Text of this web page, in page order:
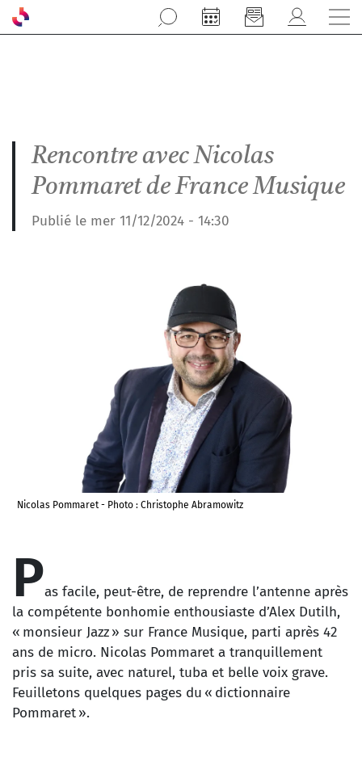
Aller au contenu principal
Rencontre avec Nicolas
Pommaret de France Musique
Publié le mer 11/12/2024 - 14:30
Nicolas Pommaret - Photo : Christophe Abramowitz
Pas facile, peut-être, de reprendre l’antenne après
la compétente bonhomie enthousiaste d’Alex Dutilh,
« monsieur Jazz » sur France Musique, parti après 42
ans de micro. Nicolas Pommaret a tranquillement
pris sa suite, avec naturel, tuba et belle voix grave.
Feuilletons quelques pages du « dictionnaire
Pommaret ».